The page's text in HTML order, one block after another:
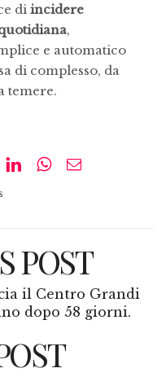
di incidere
,
e automatico
di complesso, da
temere.
POST
il Centro Grandi
dopo 58 giorni.